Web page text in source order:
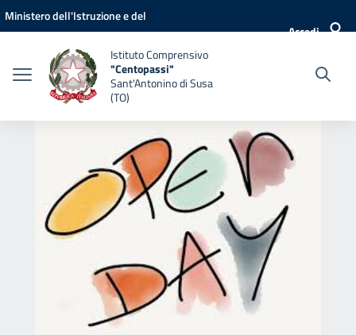
Vai ai contenuti
Vai al menu di navigazione
Vai al footer
Ministero dell'Istruzione e del
Accedi
Istituto Comprensivo
"Centopassi"
Sant'Antonino di Susa
(TO)